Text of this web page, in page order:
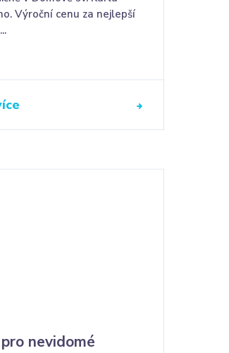
Výroční cenu za nejlepší
nevidomé